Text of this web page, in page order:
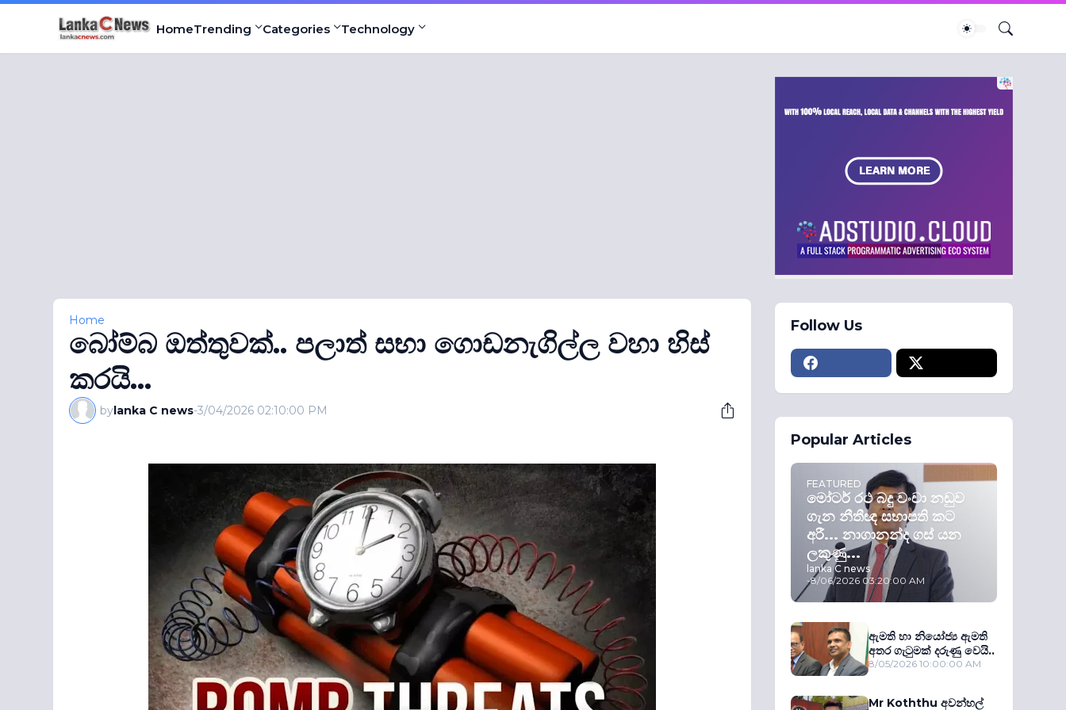
HomeTrending Categories Technology
Home
බෝම්බ ඔත්තුවක්.. පලාත් සභා ගොඩනැගිල්ල වහා හිස්
කරයි...
bylanka C news-3/04/2026 02:10:00 PM
Follow Us
Popular Articles
FEATURED
මෝටර් රථ බදු වංචා නඩුව
ගැන නීතීඥ සභාපති කට
අරී... නාගානන්ද ගස් යන
ලකුණු...
lanka C news
-8/06/2026 03:20:00 AM
ඇමති හා නියෝජ්‍ය ඇමති
අතර ගැටුමක් දරුණු වෙයි..
8/05/2026 10:00:00 AM
Mr Koththu අවන්හල්